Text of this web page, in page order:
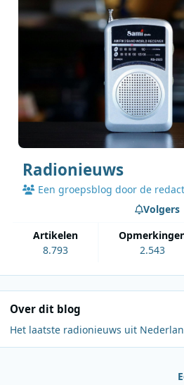
Radionieuws
Een groepsblog door de
artikelen
8.793
2.543
Volgers
Over dit blog
Het laatste radionieuws uit